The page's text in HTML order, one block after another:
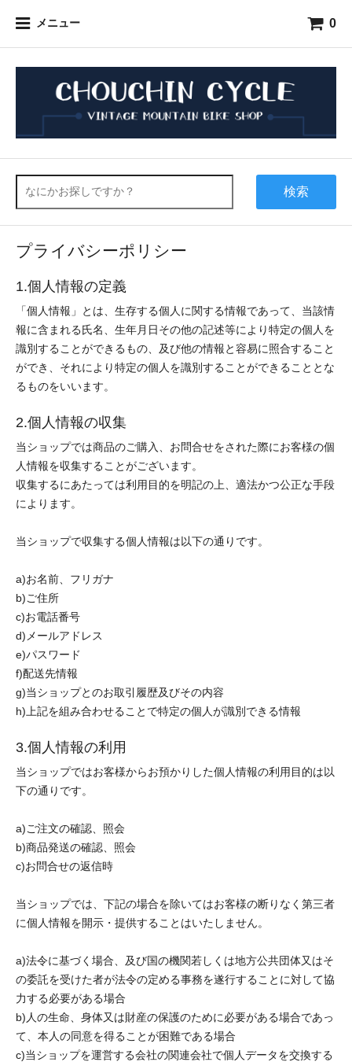
メニュー 0
検索
プライバシーポリシー
1.個人情報の定義
「個人情報」とは、生存する個人に関する情報であって、当該情
報に含まれる氏名、生年月日その他の記述等により特定の個人を
識別することができるもの、及び他の情報と容易に照合すること
ができ、それにより特定の個人を識別することができることとな
るものをいいます。
2.個人情報の収集
当ショップでは商品のご購入、お問合せをされた際にお客様の個
人情報を収集することがございます。
収集するにあたっては利用目的を明記の上、適法かつ公正な手段
によります。
当ショップで収集する個人情報は以下の通りです。
a)お名前、フリガナ
b)ご住所
c)お電話番号
d)メールアドレス
e)パスワード
f)配送先情報
g)当ショップとのお取引履歴及びその内容
h)上記を組み合わせることで特定の個人が識別できる情報
3.個人情報の利用
当ショップではお客様からお預かりした個人情報の利用目的は以
下の通りです。
a)ご注文の確認、照会
b)商品発送の確認、照会
c)お問合せの返信時
当ショップでは、下記の場合を除いてはお客様の断りなく第三者
に個人情報を開示・提供することはいたしません。
a)法令に基づく場合、及び国の機関若しくは地方公共団体又はそ
の委託を受けた者が法令の定める事務を遂行することに対して協
力する必要がある場合
b)人の生命、身体又は財産の保護のために必要がある場合であっ
て、本人の同意を得ることが困難である場合
c)当ショップを運営する会社の関連会社で個人データを交換する